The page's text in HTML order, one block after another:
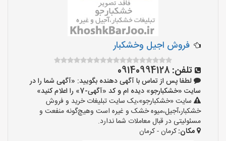
فروش اجیل وخشکبار
تلفن: 09140994128
لطفا پس از تماس با آگهی دهنده بگویید: «آگهی شما را در
سایت «خشکبارجو» دیده ام و کد «آگهی-7» را اعلام کنید»
سایت «خشکبارجو»،یک سایت تبلیغات خرید و فروش
خشکبار،آجیل،میوه خشک و غیره است وهیچ‌گونه منفعت و
مسئولیتی در قبال معاملات شما ندارد.
مکان:کرمان - کرمان